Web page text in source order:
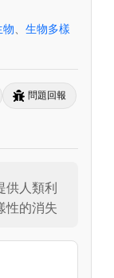
物
生物多樣
問題回報
供人類利
性的消失